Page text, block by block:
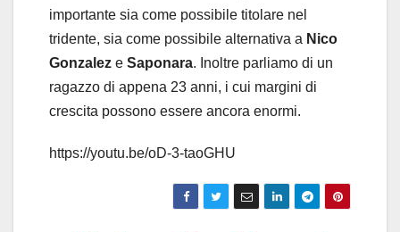
importante sia come possibile titolare nel
tridente, sia come possibile alternativa a Nico
Gonzalez e Saponara. Inoltre parliamo di un
ragazzo di appena 23 anni, i cui margini di
crescita possono essere ancora enormi.
https://youtu.be/oD-3-taoGHU